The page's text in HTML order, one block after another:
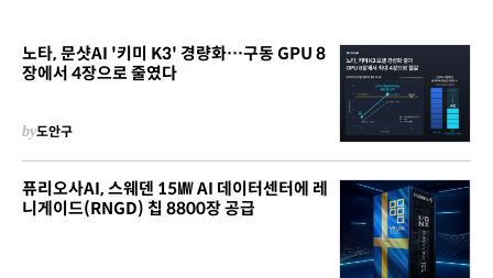
노타, 문샷AI '키미 K3' 경량화…구동 GPU 8
장에서 4장으로 줄였다
by도안구
퓨리오사AI, 스웨덴 15㎿ AI 데이터센터에 레
니게이드(RNGD) 칩 8800장 공급